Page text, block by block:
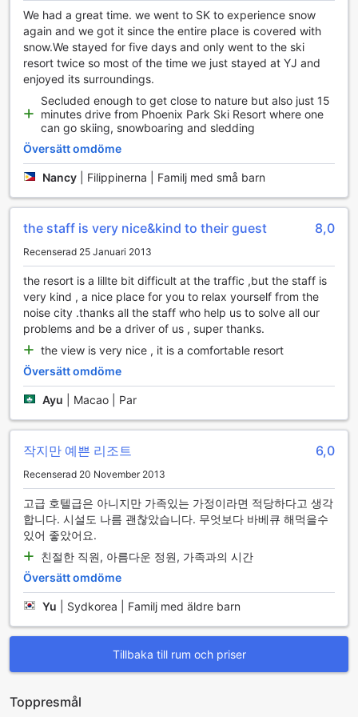
en stressfri upplevelse, med enkel tillgång till resortens
entré och alla dess bekvämligheter. Det centrala läget gör
det också lätt att utforska de vackra omgivningarna i
Pyeongchang-gun, där du kan njuta av både natur och
kultur. Med säkerhet och bekvämlighet i fokus, är YJ Resort
det perfekta valet för resande som värdesätter enkelhet
och tillgänglighet.
Upplev Komfort och Bekvämlighet på YJ Resort
På YJ Resort i Pyeongchang-gun kan du njuta av en rad
moderna rumfaciliteter som gör din vistelse både bekväm
och avkopplande. Varje rum är utrustat med
oavsett väderförhållandena utanför. För att du ska kunna
fräscha upp dig efter en dag av aktiviteter finns det en
du ger dig ut för att utforska området.
Under din vistelse kan du koppla av framför en stor tv med
satellit- och kabelkanaler, där du kan njuta av dina
favoritprogram eller filmer. Varje rum har också en egen
luften och den vackra utsikten över omgivningarna. För att
göra din vistelse ännu mer bekväm finns det även ett
kylskåp i rummet, så att du kan förvara kalla drycker och
snacks till hands. YJ Resort erbjuder en perfekt
kombination av modern komfort och avkoppling, vilket gör
Upplev kulinariska läckerheter på YJ Resort
YJ Resort i Pyeongchang-gun erbjuder en fantastisk
matupplevelse som kommer att förgylla din vistelse.
Resortens restaurang är en oas för matsugna gäster, där
du kan njuta av en varierad meny som kombinerar
traditionella sydkoreanska rätter med internationella
favoriter. Den stiliga inredningen och den vänliga
atmosfären skapar en perfekt miljö för både
familjemiddagar och romantiska kvällar. Här kan du smaka
på lokala specialiteter tillagade med färska,
smak av regionen.
För den som vill njuta av en mer avslappnad måltid har YJ
Resort även utmärkta BBQ-faciliteter. Dessa anläggningar
ger gästerna möjlighet att grilla sina egna måltider under
We had a great time. we went to SK to experience snow
again and we got it since the entire place is covered with
snow.We stayed for five days and only went to the ski
resort twice so most of the time we just stayed at YJ and
enjoyed its surroundings.
Secluded enough to get close to nature but also just 15
minutes drive from Phoenix Park Ski Resort where one
can go skiing, snowboaring and sledding
Översätt omdöme
Nancy Filippinerna | Familj med små barn
the staff is very nice&kind to their guest 8,0
Recenserad 25 Januari 2013
the resort is a lillte bit difficult at the traffic ,but the staff is
very kind , a nice place for you to relax yourself from the
noise city .thanks all the staff who help us to solve all our
problems and be a driver of us , super thanks.
the view is very nice , it is a comfortable resort
Översätt omdöme
Ayu Macao | Par
작지만 예쁜 리조트 6,0
Recenserad 20 November 2013
고급 호텔급은 아니지만 가족있는 가정이라면 적당하다고 생각
합니다. 시설도 나름 괜찮았습니다. 무엇보다 바베큐 해먹을수
있어 좋았어요.
친절한 직원, 아름다운 정원, 가족과의 시간
Översätt omdöme
Yu Sydkorea | Familj med äldre barn
Tillbaka till rum och priser
Toppresmål